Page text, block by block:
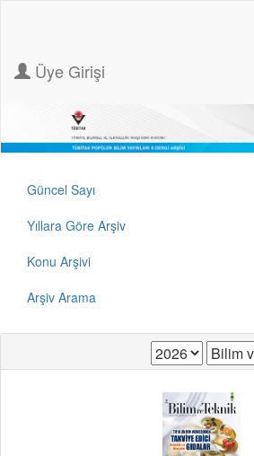
Üye Girişi
Güncel Sayı
Yıllara Göre Arşiv
Konu Arşivi
Arşiv Arama